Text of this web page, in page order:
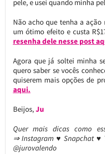
pele, e usei quando minha
Não acho que tenha a ação
um ótimo efeito e custa
resenha dele nesse post
Agora que já soltei minha
quero saber se vocês
quiserem mais opções de
aqui.
Beijos, Ju
Quer mais dicas como
⇒ Instagram ♥ Snapchat ♥
@jurovalendo